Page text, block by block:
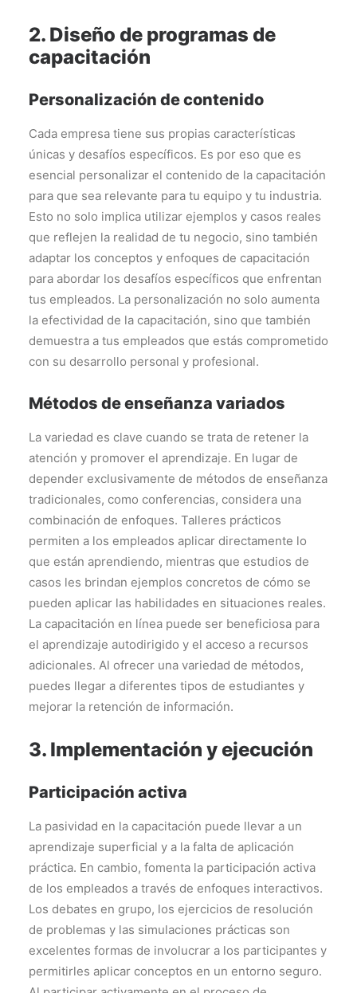
2. Diseño de programas de
capacitación
Personalización de contenido
Cada empresa tiene sus propias características
únicas y desafíos específicos. Es por eso que es
esencial personalizar el contenido de la capacitación
para que sea relevante para tu equipo y tu industria.
Esto no solo implica utilizar ejemplos y casos reales
que reflejen la realidad de tu negocio, sino también
adaptar los conceptos y enfoques de capacitación
para abordar los desafíos específicos que enfrentan
tus empleados. La personalización no solo aumenta
la efectividad de la capacitación, sino que también
demuestra a tus empleados que estás comprometido
con su desarrollo personal y profesional.
Métodos de enseñanza variados
La variedad es clave cuando se trata de retener la
atención y promover el aprendizaje. En lugar de
depender exclusivamente de métodos de enseñanza
tradicionales, como conferencias, considera una
combinación de enfoques. Talleres prácticos
permiten a los empleados aplicar directamente lo
que están aprendiendo, mientras que estudios de
casos les brindan ejemplos concretos de cómo se
pueden aplicar las habilidades en situaciones reales.
La capacitación en línea puede ser beneficiosa para
el aprendizaje autodirigido y el acceso a recursos
adicionales. Al ofrecer una variedad de métodos,
puedes llegar a diferentes tipos de estudiantes y
mejorar la retención de información.
3. Implementación y ejecución
Participación activa
La pasividad en la capacitación puede llevar a un
aprendizaje superficial y a la falta de aplicación
práctica. En cambio, fomenta la participación activa
de los empleados a través de enfoques interactivos.
Los debates en grupo, los ejercicios de resolución
de problemas y las simulaciones prácticas son
excelentes formas de involucrar a los participantes y
permitirles aplicar conceptos en un entorno seguro.